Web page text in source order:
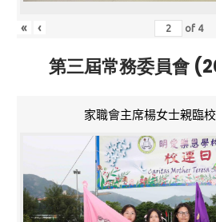
« ‹ of 4
第三屆常務委員會
家職會主席楊女士親臨